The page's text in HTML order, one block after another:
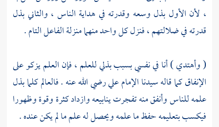
، لأن الأول بذل وسعه وقدرته في هداية الناس ، والثاني بذل
قدرته في ضلالتهم ، فنزل كل واحد منهما منزلة الفاعل التام .
( وأهتدي ) أنا في نفسي بسبب بذلي للعلم ، فإن العلم يزكو على
الإنفاق كما قاله سيدناالإمام عليرضي الله عنه . فالعالم كلما بذل
علمه للناس وأنفق منه تفجرت ينابيعه وازداد كثرة وقوة وظهورا
فيكسب بتعليمه حفظ ما علمه ويحصل له علم ما لم يكن عنده .